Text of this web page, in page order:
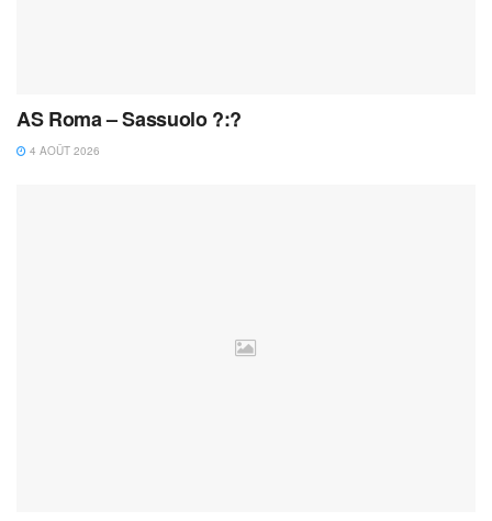
AS Roma – Sassuolo ?:?
4 AOÛT 2026